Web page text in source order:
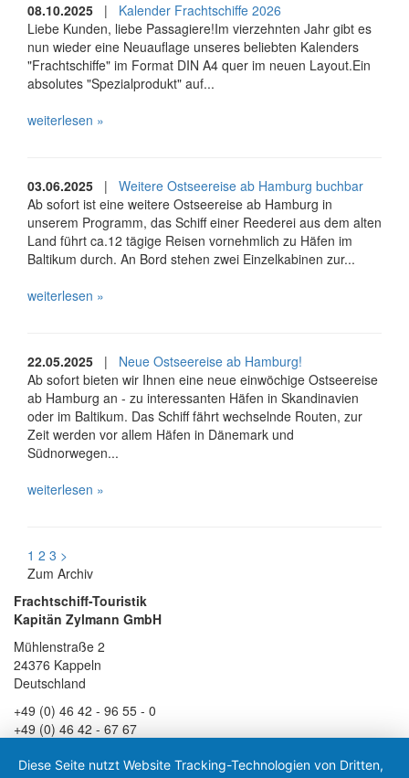
08.10.2025 | Kalender Frachtschiffe 2026
Liebe Kunden, liebe Passagiere!Im vierzehnten Jahr gibt es
nun wieder eine Neuauflage unseres beliebten Kalenders
"Frachtschiffe" im Format DIN A4 quer im neuen Layout.Ein
absolutes "Spezialprodukt" auf...
weiterlesen »
03.06.2025 | Weitere Ostseereise ab Hamburg buchbar
Ab sofort ist eine weitere Ostseereise ab Hamburg in
unserem Programm, das Schiff einer Reederei aus dem alten
Land führt ca.12 tägige Reisen vornehmlich zu Häfen im
Baltikum durch. An Bord stehen zwei Einzelkabinen zur...
weiterlesen »
22.05.2025 | Neue Ostseereise ab Hamburg!
Ab sofort bieten wir Ihnen eine neue einwöchige Ostseereise
ab Hamburg an - zu interessanten Häfen in Skandinavien
oder im Baltikum. Das Schiff fährt wechselnde Routen, zur
Zeit werden vor allem Häfen in Dänemark und
Südnorwegen...
weiterlesen »
1 2 3 >
Zum Archiv
Frachtschiff-Touristik
Kapitän Zylmann GmbH
Mühlenstraße 2
24376 Kappeln
Deutschland
+49 (0) 46 42 - 96 55 - 0
+49 (0) 46 42 - 67 67
Diese Seite nutzt Website Tracking-Technologien von Dritten,